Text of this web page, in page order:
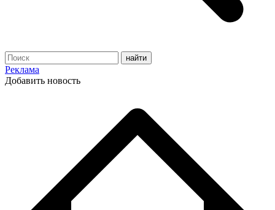
Реклама
Добавить новость